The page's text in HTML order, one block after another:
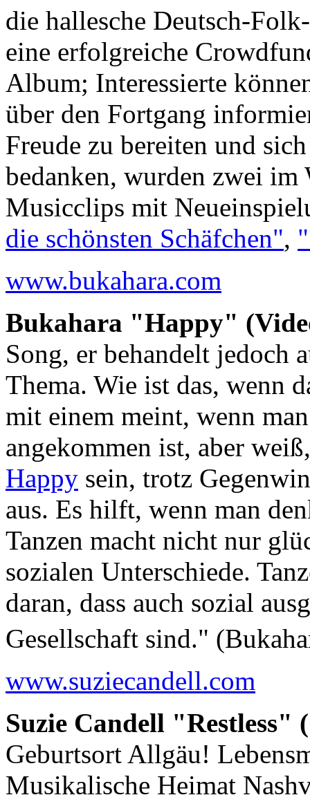
die hallesche Deutsch-
eine erfolgreiche
Album; Interessierte
über den Fortgang
Freude zu bereiten und
bedanken, wurden zwei
Musicclips mit
die schönsten Schäfchen",
www.bukahara.com
Bukahara "Happy"
Song, er behandelt jedoch
Thema. Wie ist das, wenn
mit einem meint, wenn
angekommen ist, aber
Happy sein, trotz
aus. Es hilft, wenn man
Tanzen macht nicht nur
sozialen Unterschiede.
daran, dass auch sozial
Gesellschaft sind."
www.suziecandell.com
Suzie Candell "Restless"
Geburtsort Allgäu!
Musikalische Heimat